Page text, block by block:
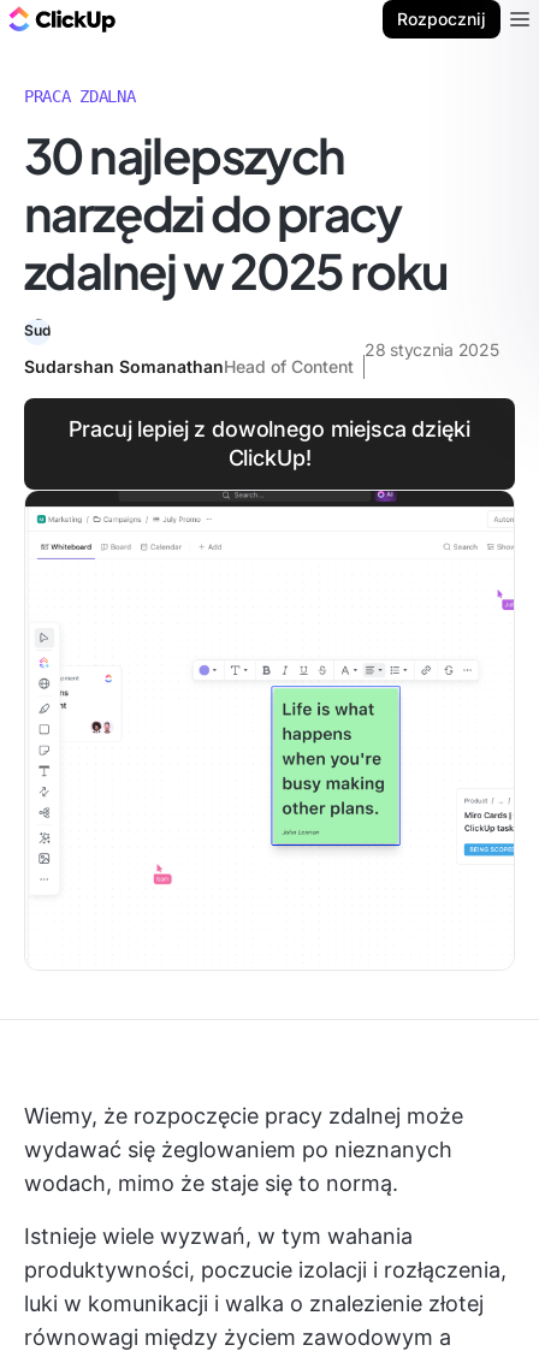
Rozpocznij
PRACA ZDALNA
30 najlepszych
narzędzi do pracy
zdalnej w 2025 roku
Sudarshan SomanathanHead of Content
28 stycznia 2025
Pracuj lepiej z dowolnego miejsca dzięki
ClickUp!
Wiemy, że rozpoczęcie pracy zdalnej może
wydawać się żeglowaniem po nieznanych
wodach, mimo że staje się to normą.
Istnieje wiele wyzwań, w tym wahania
produktywności, poczucie izolacji i rozłączenia,
luki w komunikacji i walka o znalezienie złotej
równowagi między życiem zawodowym a